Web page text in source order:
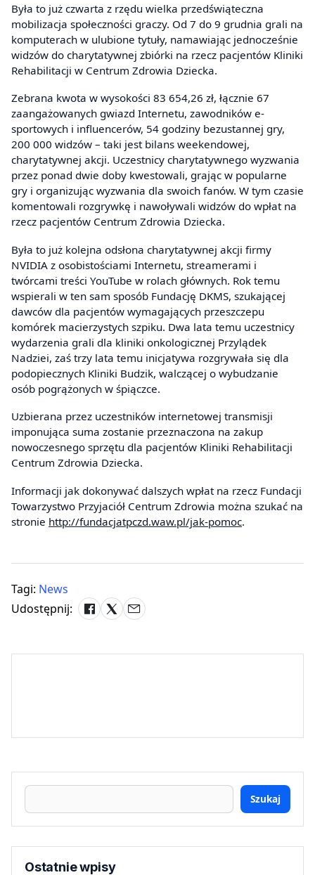
Była to już czwarta z rzędu wielka przedświąteczna
mobilizacja społeczności graczy. Od 7 do 9 grudnia grali na
komputerach w ulubione tytuły, namawiając jednocześnie
widzów do charytatywnej zbiórki na rzecz pacjentów Kliniki
Rehabilitacji w Centrum Zdrowia Dziecka.
Zebrana kwota w wysokości 83 654,26 zł, łącznie 67
zaangażowanych gwiazd Internetu, zawodników e-
sportowych i influencerów, 54 godziny bezustannej gry,
200 000 widzów – taki jest bilans weekendowej,
charytatywnej akcji. Uczestnicy charytatywnego wyzwania
przez ponad dwie doby kwestowali, grając w popularne
gry i organizując wyzwania dla swoich fanów. W tym czasie
komentowali rozgrywkę i nawoływali widzów do wpłat na
rzecz pacjentów Centrum Zdrowia Dziecka.
Była to już kolejna odsłona charytatywnej akcji firmy
NVIDIA z osobistościami Internetu, streamerami i
twórcami treści YouTube w rolach głównych. Rok temu
wspierali w ten sam sposób Fundację DKMS, szukającej
dawców dla pacjentów wymagających przeszczepu
komórek macierzystych szpiku. Dwa lata temu uczestnicy
wydarzenia grali dla kliniki onkologicznej Przylądek
Nadziei, zaś trzy lata temu inicjatywa rozgrywała się dla
podopiecznych Kliniki Budzik, walczącej o wybudzanie
osób pogrążonych w śpiączce.
Uzbierana przez uczestników internetowej transmisji
imponująca suma zostanie przeznaczona na zakup
nowoczesnego sprzętu dla pacjentów Kliniki Rehabilitacji
Centrum Zdrowia Dziecka.
Informacji jak dokonywać dalszych wpłat na rzecz Fundacji
Towarzystwo Przyjaciół Centrum Zdrowia można szukać na
stronie http://fundacjatpczd.waw.pl/jak-pomoc.
Tagi: News
Udostępnij:
Szukaj
Ostatnie wpisy